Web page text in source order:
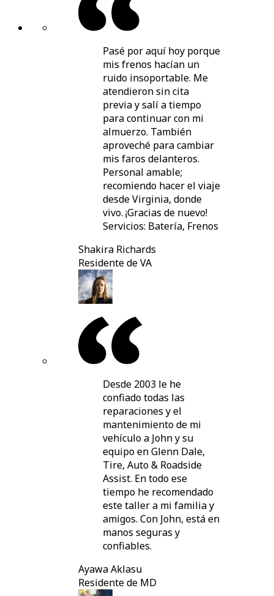
Pasé por aquí hoy porque
mis frenos hacían un
ruido insoportable. Me
atendieron sin cita
previa y salí a tiempo
para continuar con mi
almuerzo. También
aproveché para cambiar
mis faros delanteros.
Personal amable;
recomiendo hacer el viaje
desde Virginia, donde
vivo. ¡Gracias de nuevo!
Servicios: Batería, Frenos
Shakira Richards
Residente de VA
Desde 2003 le he
confiado todas las
reparaciones y el
mantenimiento de mi
vehículo a John y su
equipo en Glenn Dale,
Tire, Auto & Roadside
Assist. En todo ese
tiempo he recomendado
este taller a mi familia y
amigos. Con John, está en
manos seguras y
confiables.
Ayawa Aklasu
Residente de MD